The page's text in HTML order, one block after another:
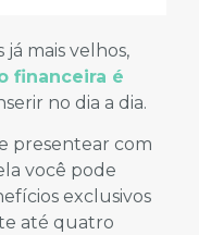
mais velhos,
financeira é
no dia a dia.
presentear com
você pode
exclusivos
até quatro